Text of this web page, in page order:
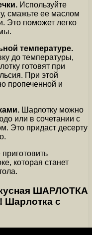
Используйте
смажьте ее маслом
Это поможет легко
температуре.
до температуры,
готовят при
При этой
пропеченной и
Шарлотку можно
или в сочетании с
Это придаст десерту
которая станет
ШАРЛОТКА
Шарлотка с